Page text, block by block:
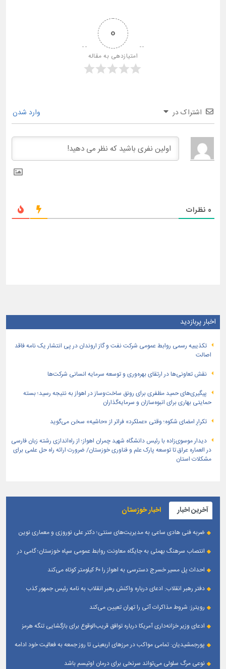
0
امتیازدهی به مقاله
اشتراک در وارد شدن
0 نظرات
اخبار پربازدید
تكذیبیه رسمی روابط عمومی شركت نفت و گاز اروندان در پی انتشار یک نامه فاقد
اصالت
نقش تعاونی‌ها در ارتقای بهره‌وری و توسعه سرمایه انسانی شرکت‌ها
پیگیری‌های حمید مظفری برای رونق ساخت‌وساز در اهواز به نتیجه رسید؛ بسته
حمایتی بهاری برای انبوه‌سازان و سرمایه‌گذاران
تکرارِ امضای شکوه؛ وقتی «عملکرد» فراتر از «حاشیه» سخن می‌گوید
دیدار موسوی‌زاده با رئیس دانشگاه شهید چمران اهواز؛ از راه‌اندازی رشته زبان فارسی
در العماره عراق تا توسعه پارک علم و فناوری خوزستان/ ضرورت ارائه راه حل علمی برای
مشکلات استان
آخرین اخبار اخبار خوزستان
ضربه فنی هادی ساعی به مدیریت‌های سنتی؛ دکتر علی نوروزی و معماری نوین
انتصاب سرهنگ بهمئی به جایگاه معاونت روابط عمومی سپاه خوزستان؛ گامی در
احداث پل مسیر خسرج دسترسی به اهواز را ۶۰ کیلومتر کوتاه می‌کند
دفتر رهبر انقلاب: ادعای درباره واکنش رهبر انقلاب به نامه رئیس جمهور کذب
رویترز: شروط مذاکرات آتی را تهران تعیین می‌کند
ادعای وزیر خزانه‌داری آمریکا درباره توافق قریب‌الوقوع برای بازگشایی تنگه هرمز
پورجمشیدیان: تمامی مواکب در مرزهای اربعینی تا روز جمعه به فعالیت خود ادامه
نوعی مرگ سلولی می‌تواند سرنخی برای درمان اوتیسم باشد